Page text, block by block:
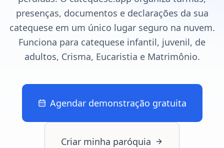
presenças, documentos e declarações da sua
catequese em um único lugar seguro na nuvem.
Funciona para catequese infantil, juvenil, de
adultos, Crisma, Eucaristia e Matrimônio.
Agendar demonstração gratuita
Criar minha paróquia